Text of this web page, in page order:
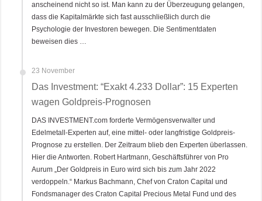
anscheinend nicht so ist. Man kann zu der Überzeugung gelangen,
dass die Kapitalmärkte sich fast ausschließlich durch die
Psychologie der Investoren bewegen. Die Sentimentdaten
beweisen dies …
23 November
Das Investment: “Exakt 4.233 Dollar”: 15 Experten
wagen Goldpreis-Prognosen
DAS INVESTMENT.com forderte Vermögensverwalter und
Edelmetall-Experten auf, eine mittel- oder langfristige Goldpreis-
Prognose zu erstellen. Der Zeitraum blieb den Experten überlassen.
Hier die Antworten. Robert Hartmann, Geschäftsführer von Pro
Aurum „Der Goldpreis in Euro wird sich bis zum Jahr 2022
verdoppeln.“ Markus Bachmann, Chef von Craton Capital und
Fondsmanager des Craton Capital Precious Metal Fund und des